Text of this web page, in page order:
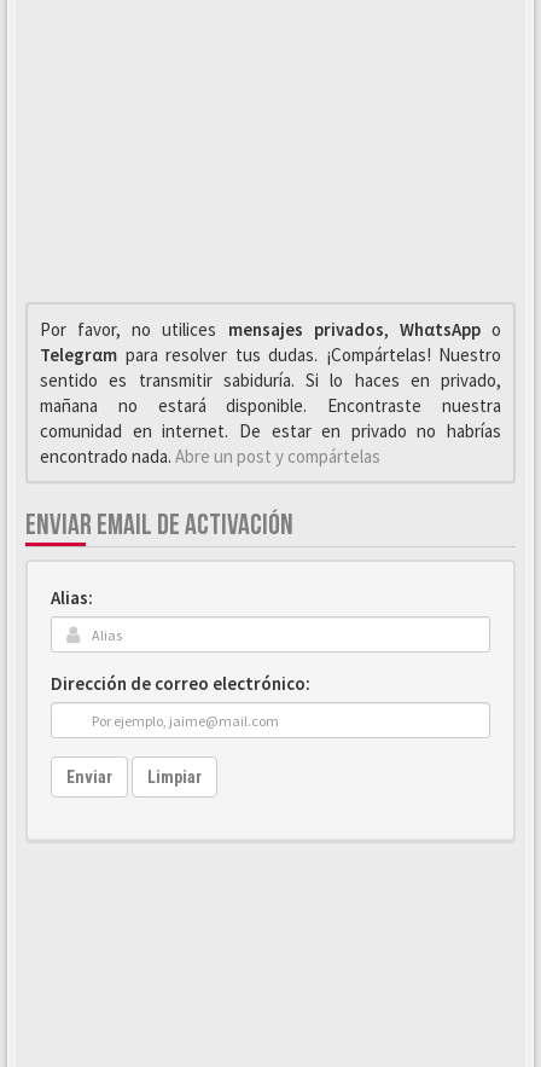
Por favor, no utilices mensajes privados, WhαtsAppo
Telegrαm para resolver tus dudas. ¡Compártelas! Nuestro
sentido es transmitir sabiduría. Si lo haces en privado,
mañana no estará disponible. Encontraste nuestra
comunidad en internet. De estar en privado no habrías
encontrado nada. Abre un post y compártelas
ENVIAR EMAIL DE ACTIVACIÓN
Alias:
Dirección de correo electrónico:
Enviar Limpiar